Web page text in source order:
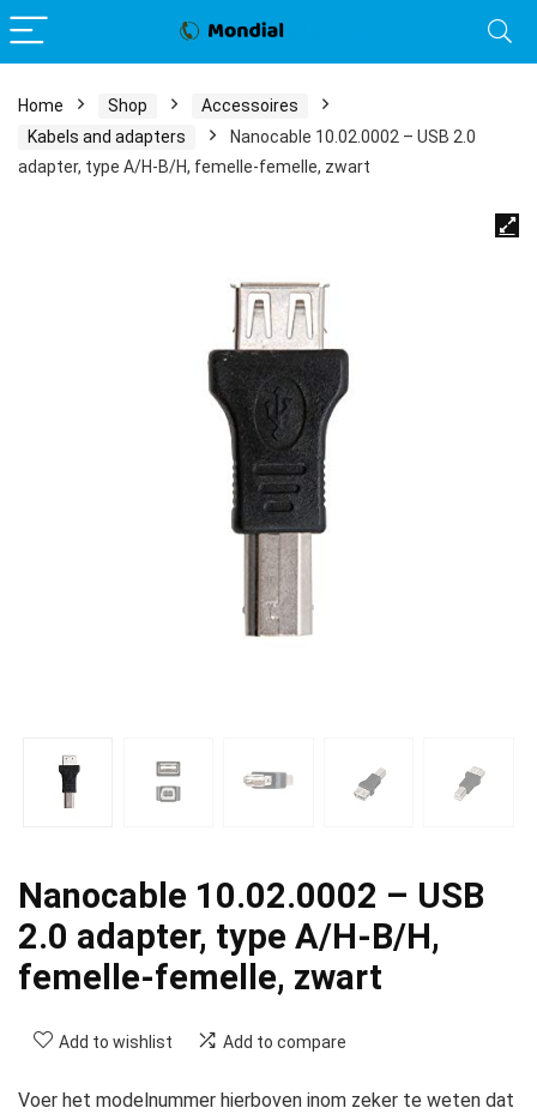
Home Shop
Accessoires
Kabels and adapters
Nanocable 10.02.0002 – USB 2.0
adapter, type A/H-B/H, femelle-femelle, zwart
Nanocable 10.02.0002 – USB
2.0 adapter, type A/H-B/H,
femelle-femelle, zwart
Add to wishlist Add to compare
Voer het modelnummer hierboven inom zeker te weten dat